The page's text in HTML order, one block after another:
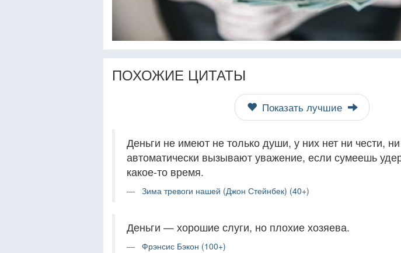
ПОХОЖИЕ ЦИТАТЫ
Показать лучшие
Деньги не имеют не только души, у них нет ни чести,
автоматически вызывают уважение, если сумеешь
какое-то время.
Зима тревоги нашей (Джон Стейнбек) (40+)
Деньги — хорошие слуги, но плохие хозяева.
Фрэнсис Бэкон (100+)